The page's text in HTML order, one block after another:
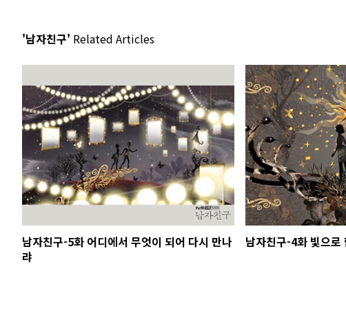
'남자친구' Related Articles
남자친구-5화 어디에서 무엇이 되어 다시 만나
랴
남자친구-4화 빛으로